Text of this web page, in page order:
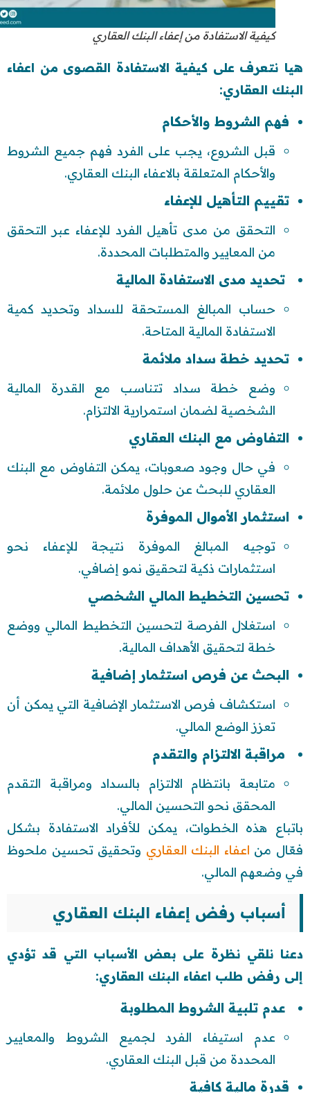
كيفية الاستفادة من إعفاء البنك العقاري
هيا نتعرف على كيفية الاستفادة القصوى من اعفاء
البنك العقاري:
فهم الشروط والأحكام
قبل الشروع، يجب على الفرد فهم جميع الشروط
والأحكام المتعلقة بالاعفاء البنك العقاري.
تقييم التأهيل للإعفاء
التحقق من مدى تأهيل الفرد للإعفاء عبر التحقق
من المعايير والمتطلبات المحددة.
تحديد مدى الاستفادة المالية
حساب المبالغ المستحقة للسداد وتحديد كمية
الاستفادة المالية المتاحة.
تحديد خطة سداد ملائمة
وضع خطة سداد تتناسب مع القدرة المالية
الشخصية لضمان استمرارية الالتزام.
التفاوض مع البنك العقاري
في حال وجود صعوبات، يمكن التفاوض مع البنك
العقاري للبحث عن حلول ملائمة.
استثمار الأموال الموفرة
توجيه المبالغ الموفرة نتيجة للإعفاء نحو
استثمارات ذكية لتحقيق نمو إضافي.
تحسين التخطيط المالي الشخصي
استغلال الفرصة لتحسين التخطيط المالي ووضع
خطة لتحقيق الأهداف المالية.
البحث عن فرص استثمار إضافية
استكشاف فرص الاستثمار الإضافية التي يمكن أن
تعزز الوضع المالي.
مراقبة الالتزام والتقدم
متابعة بانتظام الالتزام بالسداد ومراقبة التقدم
المحقق نحو التحسين المالي.
باتباع هذه الخطوات، يمكن للأفراد الاستفادة بشكل
فعّال من اعفاء البنك العقاري وتحقيق تحسين ملحوظ
في وضعهم المالي.
أسباب رفض إعفاء البنك العقاري
دعنا نلقي نظرة على بعض الأسباب التي قد تؤدي
إلى رفض طلب اعفاء البنك العقاري:
عدم تلبية الشروط المطلوبة
عدم استيفاء الفرد لجميع الشروط والمعايير
المحددة من قبل البنك العقاري.
قدرة مالية كافية